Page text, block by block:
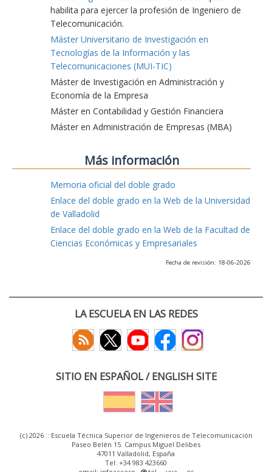
habilita para ejercer la profesión de Ingeniero de
Telecomunicación.
Máster Universitario de Investigación en
Tecnologías de la Información y las
Telecomunicaciones (MUI-TIC)
Máster de Investigación en Administración y
Economía de la Empresa
Máster en Contabilidad y Gestión Financiera
Máster en Administración de Empresas (MBA)
Más información
Memoria oficial del doble grado
Enlace del doble grado en la Web de la Universidad
de Valladolid
Enlace del doble grado en la Web de la Facultad de
Ciencias Económicas y Empresariales
Fecha de revisión: 18-06-2026
LA ESCUELA EN LAS REDES
SITIO EN ESPAÑOL / ENGLISH SITE
(c) 2026 :: Escuela Técnica Superior de Ingenieros de Telecomunicación
Paseo Belén 15. Campus Miguel Delibes
47011 Valladolid, España
Tel: +34 983 423660